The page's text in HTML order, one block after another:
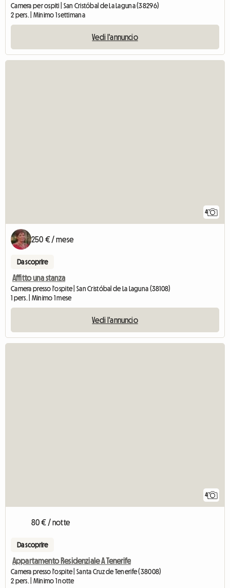
Camera per ospiti | San Cristóbal de La Laguna (38296)
2 pers. | Minimo 1 settimana
Vedi l'annuncio
4
250 € / mese
Da scoprire
Affitto una stanza
Camera presso l'ospite | San Cristóbal de La Laguna (38108)
1 pers. | Minimo 1 mese
Vedi l'annuncio
4
80 € / notte
Da scoprire
Appartamento Residenziale A Tenerife
Camera presso l'ospite | Santa Cruz de Tenerife (38008)
2 pers. | Minimo 1 notte